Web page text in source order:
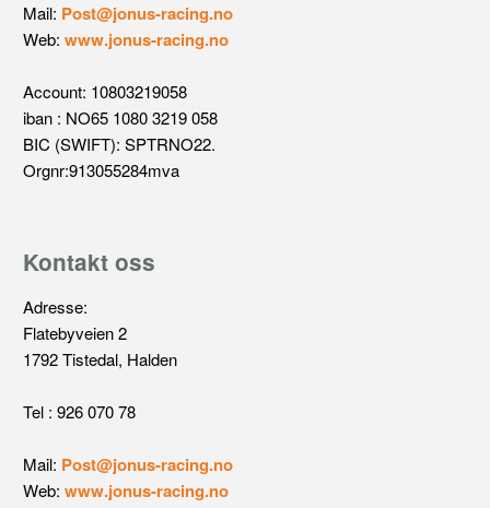
Mail: Post@jonus-racing.no
Web: www.jonus-racing.no
Account: 10803219058
iban : NO65 1080 3219 058
BIC (SWIFT): SPTRNO22.
Orgnr:913055284mva
Kontakt oss
Adresse:
Flatebyveien 2
1792 Tistedal, Halden
Tel : 926 070 78
Mail: Post@jonus-racing.no
Web: www.jonus-racing.no